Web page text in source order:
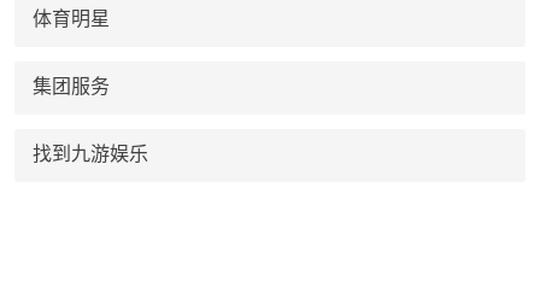
体育明星
集团服务
找到九游娱乐